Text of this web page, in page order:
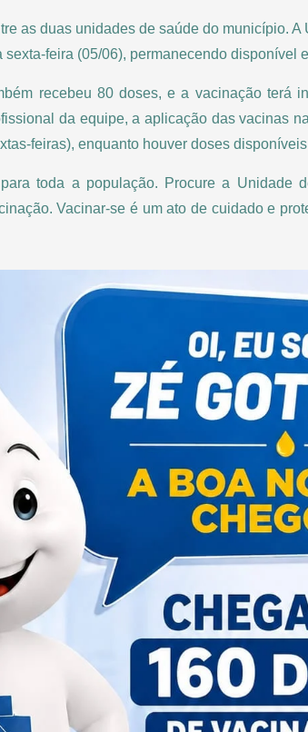
as duas unidades de saúde do município.
feira (05/06), permanecendo disponível
recebeu 80 doses, e a vacinação terá
da equipe, a aplicação das vacinas
feiras), enquanto houver doses
toda a população. Procure a Unidade
Vacinar-se é um ato de cuidado e